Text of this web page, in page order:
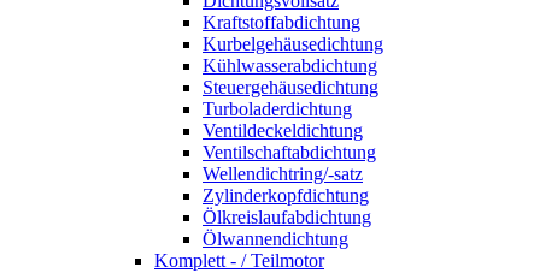
Kraftstoffabdichtung
Kurbelgehäusedichtung
Kühlwasserabdichtung
Steuergehäusedichtung
Turboladerdichtung
Ventildeckeldichtung
Ventilschaftabdichtung
Wellendichtring/-satz
Zylinderkopfdichtung
Ölkreislaufabdichtung
Ölwannendichtung
Komplett - / Teilmotor